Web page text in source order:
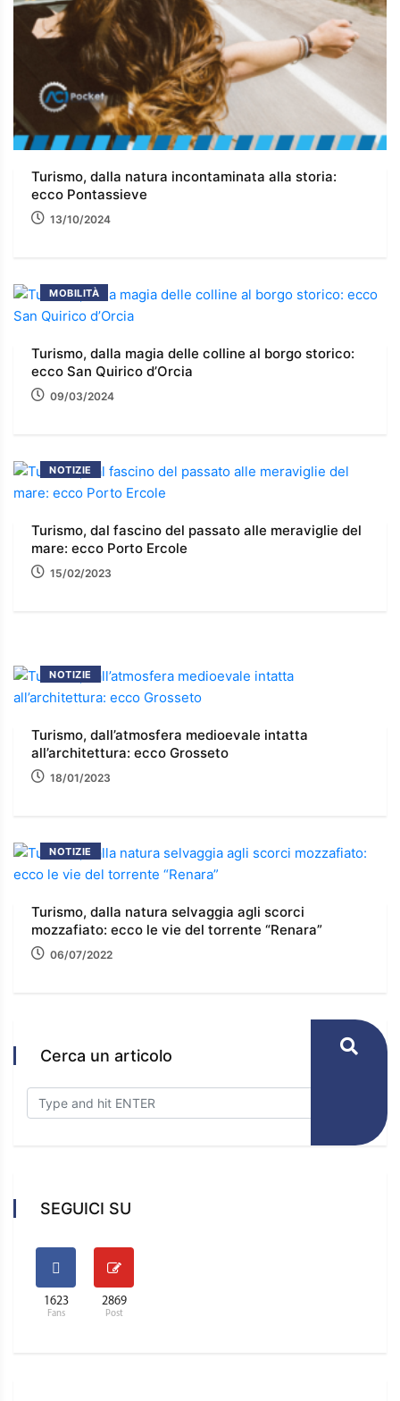
Turismo, dalla natura incontaminata alla storia:
ecco Pontassieve
13/10/2024
MOBILITÀ
Turismo, dalla magia delle colline al borgo storico:
ecco San Quirico d’Orcia
09/03/2024
NOTIZIE
Turismo, dal fascino del passato alle meraviglie del
mare: ecco Porto Ercole
15/02/2023
NOTIZIE
Turismo, dall’atmosfera medioevale intatta
all’architettura: ecco Grosseto
18/01/2023
NOTIZIE
Turismo, dalla natura selvaggia agli scorci
mozzafiato: ecco le vie del torrente “Renara”
06/07/2022
Cerca un articolo
SEGUICI SU
1623
Fans
2869
Post